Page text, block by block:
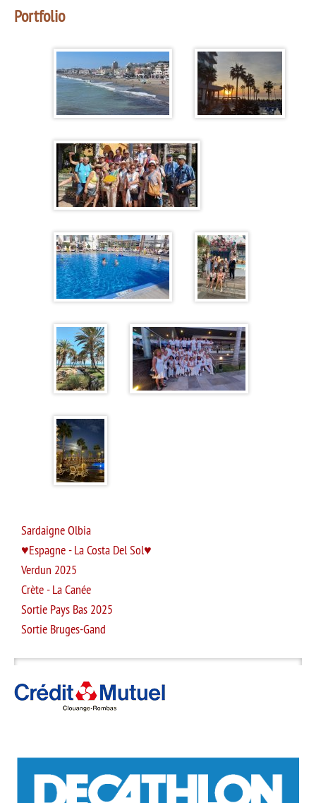
Portfolio
Sardaigne Olbia
Espagne - La Costa Del Sol
Verdun 2025
Crète - La Canée
Sortie Pays Bas 2025
Sortie Bruges-Gand